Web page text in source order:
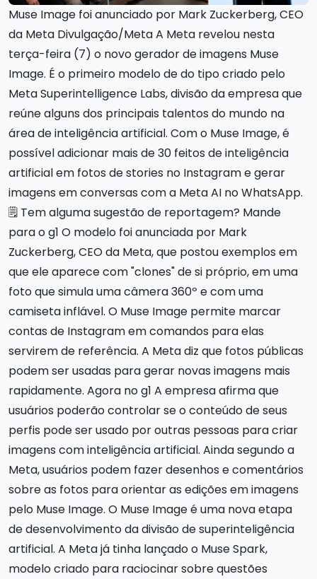
Muse Image foi anunciado por Mark Zuckerberg, CEO
da Meta Divulgação/Meta A Meta revelou nesta
terça-feira (7) o novo gerador de imagens Muse
Image. É o primeiro modelo de do tipo criado pelo
Meta Superintelligence Labs, divisão da empresa que
reúne alguns dos principais talentos do mundo na
área de inteligência artificial. Com o Muse Image, é
possível adicionar mais de 30 feitos de inteligência
artificial em fotos de stories no Instagram e gerar
imagens em conversas com a Meta AI no WhatsApp.
🗒️ Tem alguma sugestão de reportagem? Mande
para o g1 O modelo foi anunciada por Mark
Zuckerberg, CEO da Meta, que postou exemplos em
que ele aparece com "clones" de si próprio, em uma
foto que simula uma câmera 360º e com uma
camiseta inflável. O Muse Image permite marcar
contas de Instagram em comandos para elas
servirem de referência. A Meta diz que fotos públicas
podem ser usadas para gerar novas imagens mais
rapidamente. Agora no g1 A empresa afirma que
usuários poderão controlar se o conteúdo de seus
perfis pode ser usado por outras pessoas para criar
imagens com inteligência artificial. Ainda segundo a
Meta, usuários podem fazer desenhos e comentários
sobre as fotos para orientar as edições em imagens
pelo Muse Image. O Muse Image é uma nova etapa
de desenvolvimento da divisão de superinteligência
artificial. A Meta já tinha lançado o Muse Spark,
modelo criado para raciocinar sobre questões